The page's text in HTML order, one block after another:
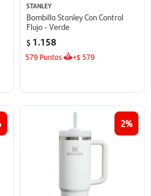
STANLEY
Bombilla Stanley Con Control
Flujo - Verde
$ 1.158
579 Puntos +$ 579
2